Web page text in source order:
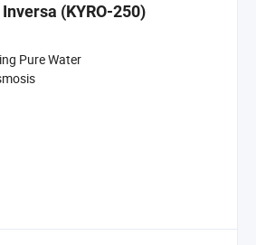
(KYRO-250)
Pure Water